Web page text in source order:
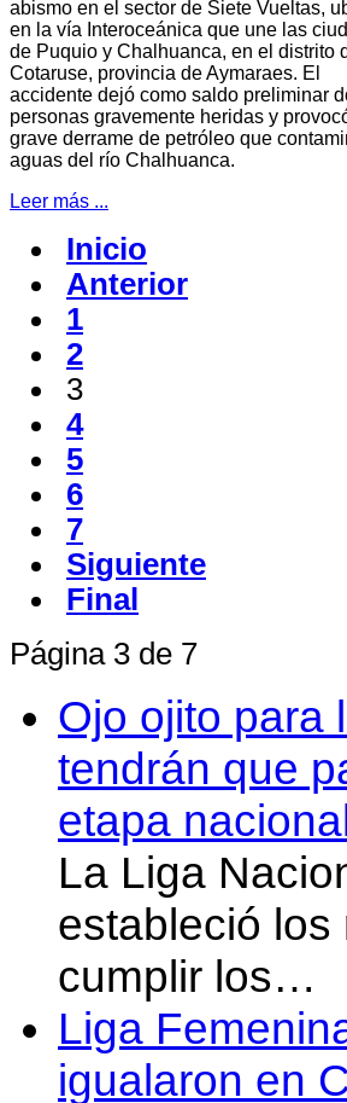
abismo en el sector de Siete Vueltas,
en la vía Interoceánica que une las
de Puquio y Chalhuanca, en el distrito
Cotaruse, provincia de Aymaraes. El
accidente dejó como saldo preliminar
personas gravemente heridas y
grave derrame de petróleo que
aguas del río Chalhuanca.
Leer más ...
Inicio
Anterior
1
2
3
4
5
6
7
Siguiente
Final
Página 3 de 7
Ojo ojito para
tendrán que
etapa
La Liga
estableció
cumplir los…
Liga
igualaron en